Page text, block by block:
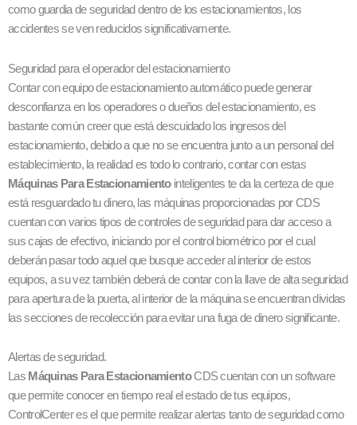
como guardia de seguridad dentro de los estacionamientos, los
accidentes se ven reducidos significativamente.
Seguridad para el operador del estacionamiento
Contar con equipo de estacionamiento automático puede generar
desconfianza en los operadores o dueños del estacionamiento, es
bastante común creer que está descuidado los ingresos del
estacionamiento, debido a que no se encuentra junto a un personal del
establecimiento, la realidad es todo lo contrario, contar con estas
Máquinas Para Estacionamientointeligentes te da la certeza de que
está resguardado tu dinero, las máquinas proporcionadas por CDS
cuentan con varios tipos de controles de seguridad para dar acceso a
sus cajas de efectivo, iniciando por el control biométrico por el cual
deberán pasar todo aquel que busque acceder al interior de estos
equipos, a su vez también deberá de contar con la llave de alta seguridad
para apertura de la puerta, al interior de la máquina se encuentran dividas
las secciones de recolección para evitar una fuga de dinero significante.
Alertas de seguridad.
Las Máquinas Para EstacionamientoCDS cuentan con un software
que permite conocer en tiempo real el estado de tus equipos,
ControlCenter es el que permite realizar alertas tanto de seguridad como